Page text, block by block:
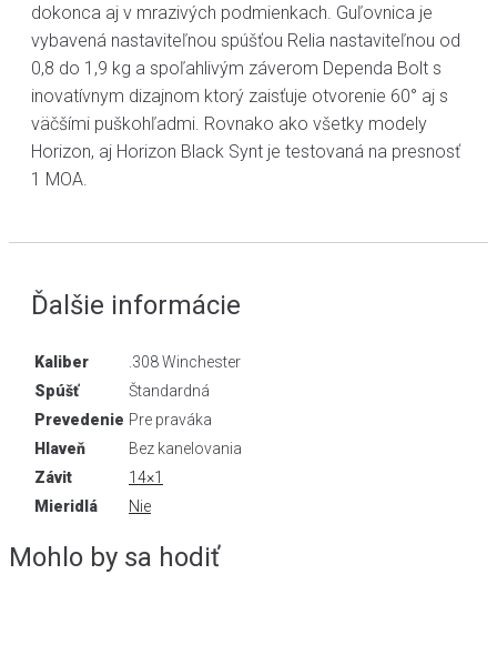
dokonca aj v mrazivých podmienkach. Guľovnica je
vybavená nastaviteľnou spúšťou Relia nastaviteľnou od
0,8 do 1,9 kg a spoľahlivým záverom Dependa Bolt s
inovatívnym dizajnom ktorý zaisťuje otvorenie 60° aj s
väčšími puškohľadmi. Rovnako ako všetky modely
Horizon, aj Horizon Black Synt je testovaná na presnosť
1 MOA.
Ďalšie informácie
Kaliber
.308 Winchester
Spúšť
Štandardná
Prevedenie Pre praváka
Hlaveň
Bez kanelovania
Závit
14×1
Mieridlá
Nie
Mohlo by sa hodiť